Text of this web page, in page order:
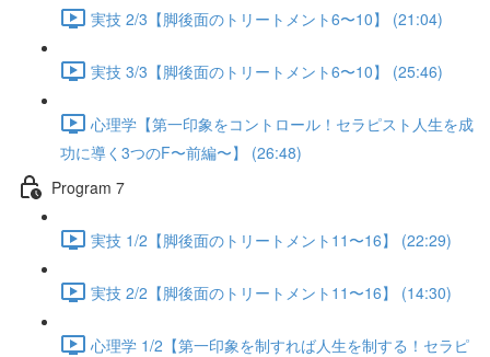
実技 2/3【脚後面のトリートメント6〜10】 (21:04)
実技 3/3【脚後面のトリートメント6〜10】 (25:46)
心理学【第一印象をコントロール！セラピスト人生を成
功に導く3つのF〜前編〜】 (26:48)
Program 7
実技 1/2【脚後面のトリートメント11〜16】 (22:29)
実技 2/2【脚後面のトリートメント11〜16】 (14:30)
心理学 1/2【第一印象を制すれば人生を制する！セラピ